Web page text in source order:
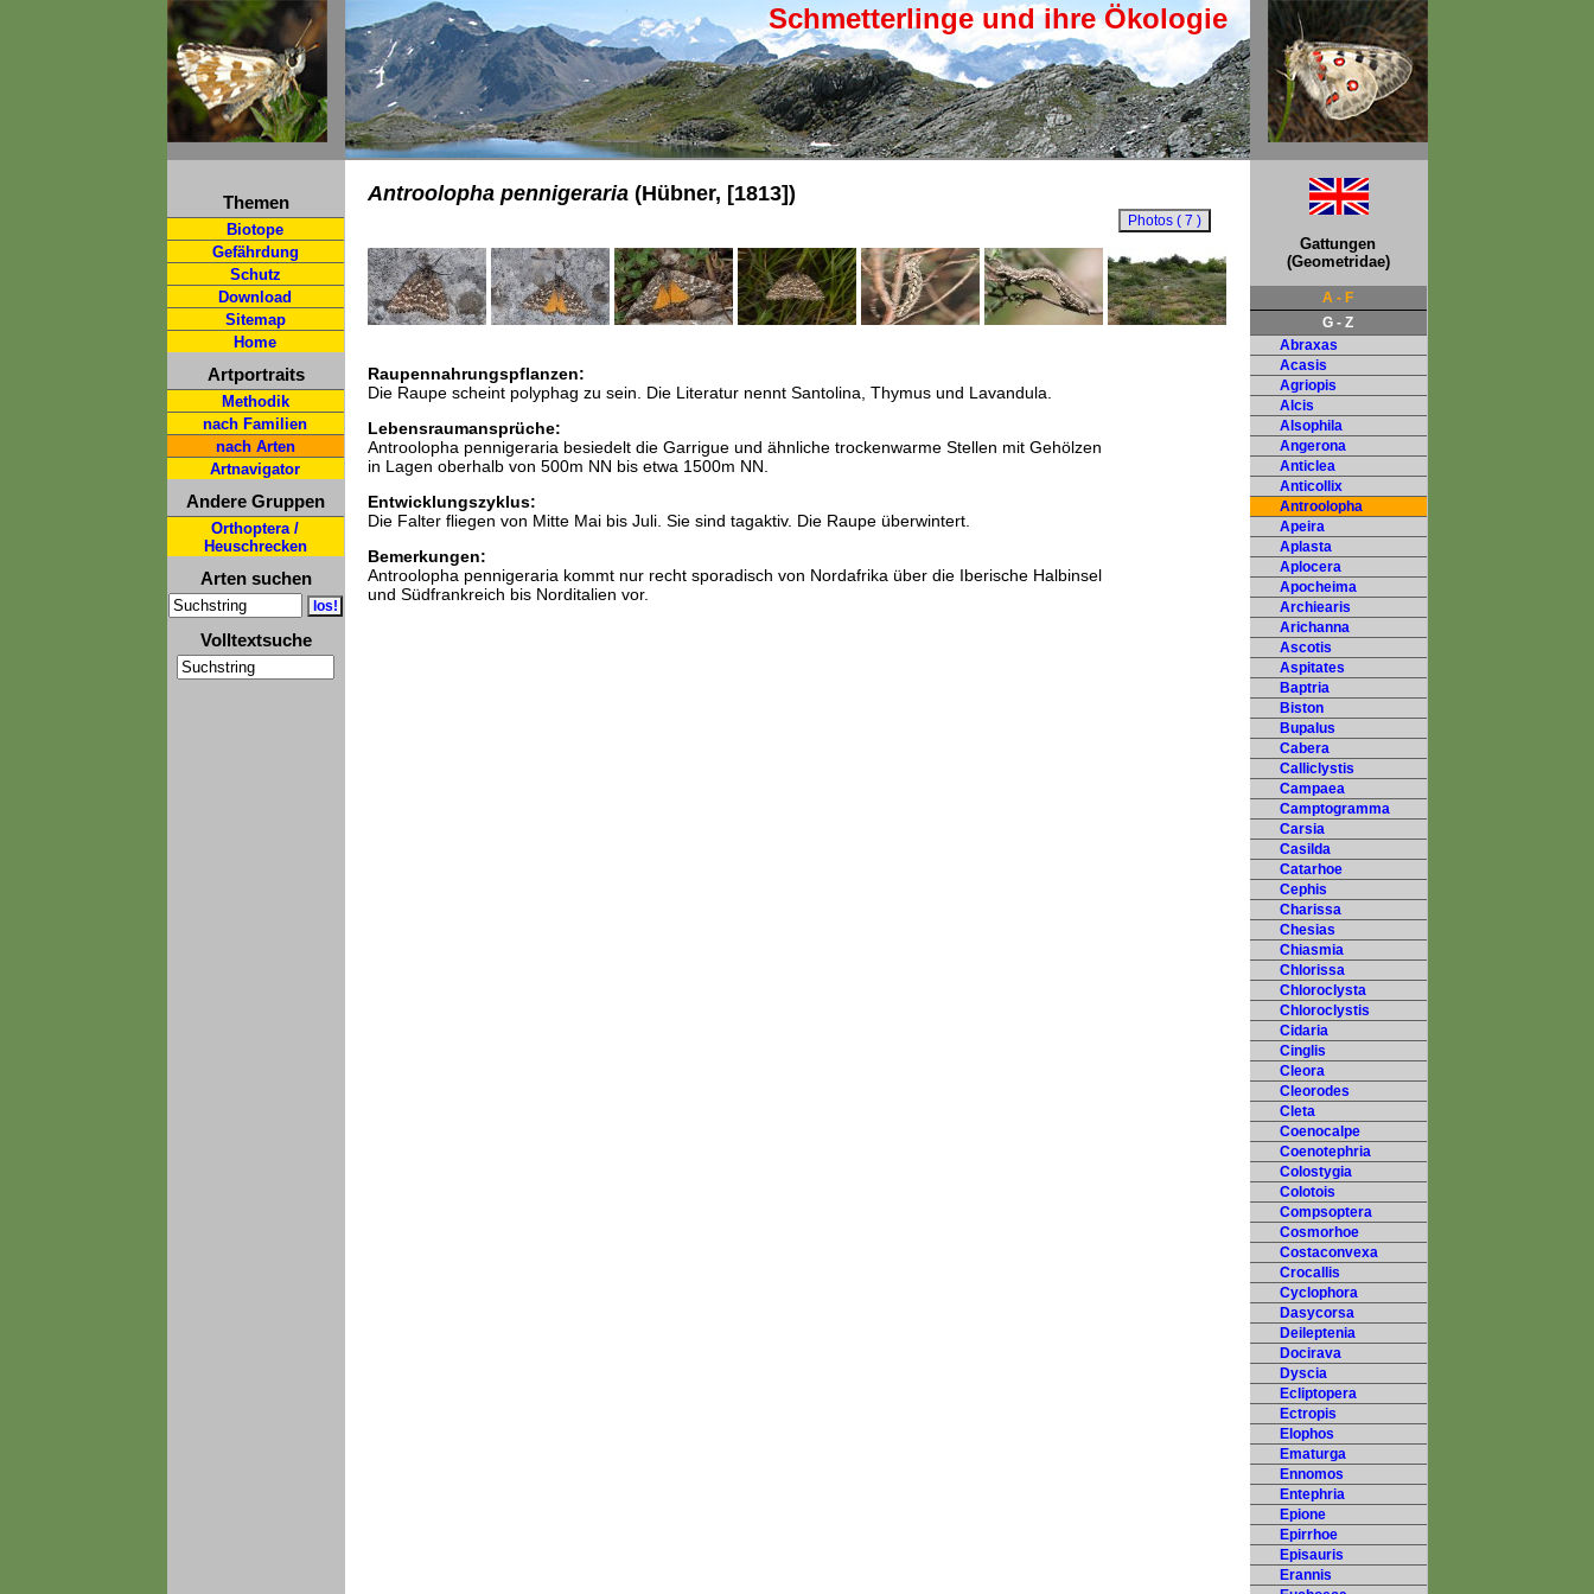
Schmetterlinge und ihre Ökologie
Themen
Biotope
Gefährdung
Schutz
Download
Sitemap
Home
Artportraits
Methodik
nach Familien
nach Arten
Artnavigator
Andere Gruppen
Orthoptera /
Heuschrecken
Arten suchen
Volltextsuche
Antroolopha pennigeraria(Hübner, [1813])
Raupennahrungspflanzen:
Die Raupe scheint polyphag zu sein. Die Literatur nennt Santolina, Thymus und Lavandula.
Lebensraumansprüche:
Antroolopha pennigeraria besiedelt die Garrigue und ähnliche trockenwarme Stellen mit Gehölzen
in Lagen oberhalb von 500m NN bis etwa 1500m NN.
Entwicklungszyklus:
Die Falter fliegen von Mitte Mai bis Juli. Sie sind tagaktiv. Die Raupe überwintert.
Bemerkungen:
Antroolopha pennigeraria kommt nur recht sporadisch von Nordafrika über die Iberische Halbinsel
und Südfrankreich bis Norditalien vor.
Gattungen
(Geometridae)
A - F
G - Z
Abraxas
Acasis
Agriopis
Alcis
Alsophila
Angerona
Anticlea
Anticollix
Antroolopha
Apeira
Aplasta
Aplocera
Apocheima
Archiearis
Arichanna
Ascotis
Aspitates
Baptria
Biston
Bupalus
Cabera
Calliclystis
Campaea
Camptogramma
Carsia
Casilda
Catarhoe
Cephis
Charissa
Chesias
Chiasmia
Chlorissa
Chloroclysta
Chloroclystis
Cidaria
Cinglis
Cleora
Cleorodes
Cleta
Coenocalpe
Coenotephria
Colostygia
Colotois
Compsoptera
Cosmorhoe
Costaconvexa
Crocallis
Cyclophora
Dasycorsa
Deileptenia
Docirava
Dyscia
Ecliptopera
Ectropis
Elophos
Ematurga
Ennomos
Entephria
Epione
Epirrhoe
Episauris
Erannis